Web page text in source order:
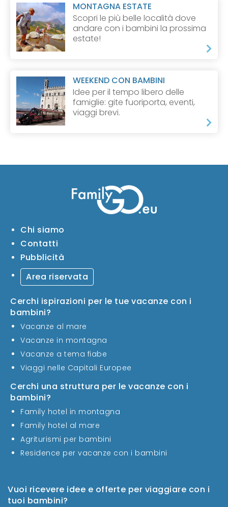
MONTAGNA ESTATE
Scopri le più belle località dove
andare con i bambini la prossima
estate!
WEEKEND CON BAMBINI
Idee per il tempo libero delle
famiglie: gite fuoriporta, eventi,
viaggi brevi.
Vuoi ricevere idee e offerte per viaggiare con i
tuoi bambini?
Chi siamo
Contatti
Pubblicità
Area riservata
Cerchi ispirazioni per le tue vacanze con i
bambini?
Vacanze al mare
Vacanze in montagna
Vacanze a tema fiabe
Viaggi nelle Capitali Europee
Cerchi una struttura per le vacanze con i
bambini?
Family hotel in montagna
Family hotel al mare
Agriturismi per bambini
Residence per vacanze con i bambini